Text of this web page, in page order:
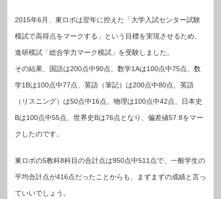
2015年6月、東ロボは翌年に控えた「大学入試センター試験
模試で高得点をマークする」という目標を実現させるため、
進研模試「総合学力マーク模試」を受験しました。
その結果、国語は200点中90点、数学1Aは100点中75点、数
学1Bは100点中77点、英語（筆記）は200点中80点、英語
（リスニング）は50点中16点、物理は100点中42点、日本史
Bは100点中55点、世界史Bは76点となり、偏差値57.8をマー
クしたのです。
東ロボの5教科8科目の合計点は950点中511点で、一般学生の
平均合計点が416点だったことからも、まずまずの成績と言っ
ていいでしょう。